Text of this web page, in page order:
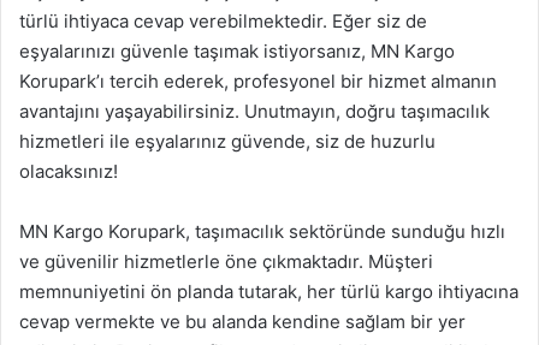
türlü ihtiyaca cevap verebilmektedir. Eğer siz de
eşyalarınızı güvenle taşımak istiyorsanız, MN Kargo
Korupark’ı tercih ederek, profesyonel bir hizmet almanın
avantajını yaşayabilirsiniz. Unutmayın, doğru taşımacılık
hizmetleri ile eşyalarınız güvende, siz de huzurlu
olacaksınız!
MN Kargo Korupark, taşımacılık sektöründe sunduğu hızlı
ve güvenilir hizmetlerle öne çıkmaktadır. Müşteri
memnuniyetini ön planda tutarak, her türlü kargo ihtiyacına
cevap vermekte ve bu alanda kendine sağlam bir yer